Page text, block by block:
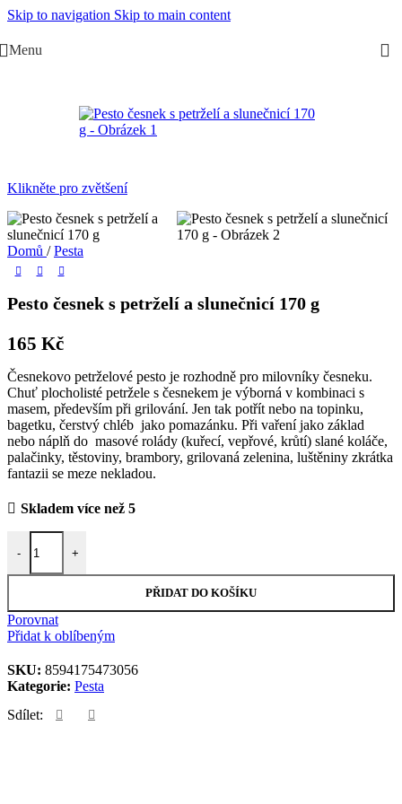
Skip to navigation Skip to main content
Menu
Klikněte pro zvětšení
Domů / Pesta
Pesto česnek s petrželí a slunečnicí 170 g
165 Kč
Česnekovo petrželové pesto je rozhodně pro milovníky česneku.
Chuť plocholisté petržele s česnekem je výborná v kombinaci s
masem, především při grilování. Jen tak potřít nebo na topinku,
bagetku, čerstvý chléb jako pomazánku. Při vaření jako základ
nebo náplň do masové rolády (kuřecí, vepřové, krůtí) slané koláče,
palačinky, těstoviny, brambory, grilovaná zelenina, luštěniny zkrátka
fantazii se meze nekladou.
Skladem více než 5
-
Pesto česnek s petrželí a slunečnicí 170 g množství
+
PŘIDAT DO KOŠÍKU
Porovnat
Přidat k oblíbeným
SKU: 8594175473056
Kategorie: Pesta
Sdílet: